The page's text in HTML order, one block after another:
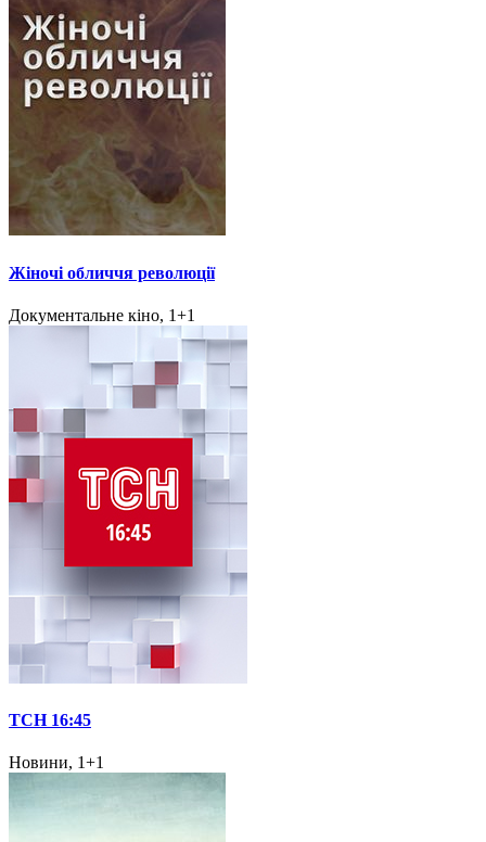
Жіночі обличчя революції
Документальне кіно, 1+1
ТСН 16:45
Новини, 1+1